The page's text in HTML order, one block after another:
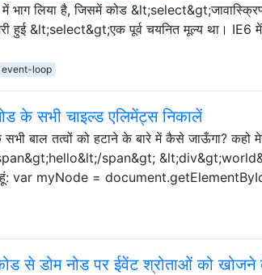
भाग लिया है, जिसमें कोड
हुई &lt;select&gt;एक पूर्व चयनित मूल्य था।
event-loop
के सभी चाइल्ड एलिमेंट्स निकालें
बाल तत्वों को हटाने के बारे में कैसे जाऊँगा? कहो
span&gt;
हूं: var myNode =
कोड से डोम नोड पर ईवेंट श्रोताओं को